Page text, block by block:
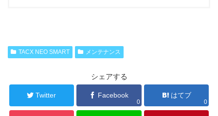
TACX NEO SMART メンテナンス
シェアする
Twitter Facebook
0
はてブ
0